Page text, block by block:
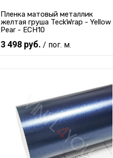
Пленка матовый металлик
желтая груша TeckWrap - Yellow
Pear - ECH10
3 498 руб. / пог. м.
Купить в 1 клик К сравнению
В избранное Под заказ